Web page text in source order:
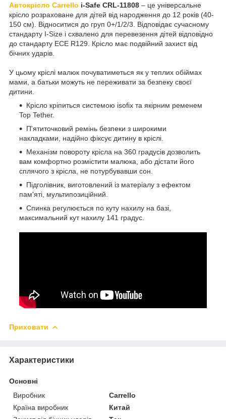
Автокрісло Carrello i-Safe CRL-11808 – це універсальне
крісло розраховане для дітей від народження до 12 років (40-
150 см). Відноситися до груп 0+/1/2/3. Відповідає сучасному
стандарту I-Size і схвалено для перевезення дітей відповідно
до стандарту ECE R129. Крісло має подвійний захист від
бічних ударів.
У цьому кріслі малюк почуватиметься як у теплих обіймах
мами, а батьки можуть не переживати за безпеку своєї
дитини.
Крісло кріпиться системою isofix та якірним ременем
Top Tether.
П'ятиточковий ремінь безпеки з широкими
накладками, надійно фіксує дитину в кріслі.
Механізм повороту крісла на 360 градусів дозволить
вам комфортно розмістити малюка, або дістати його
сплячого з крісла, не потурбувавши сон.
Підголівник, виготовлений із матеріалу з ефектом
пам'яті, мультипозиційний.
Спинка регулюється по куту нахилу на базі,
максимальний кут нахилу 141 градус.
Приховати
Характеристики
Основні
Виробник
Carrello
Країна виробник
Китай